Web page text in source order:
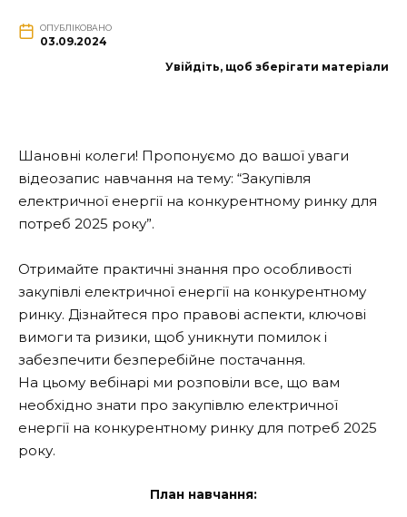
ОПУБЛІКОВАНО
03.09.2024
Увійдіть, щоб зберігати матеріали
Шановні колеги! Пропонуємо до вашої уваги
відеозапис навчання на тему: “Закупівля
електричної енергії на конкурентному ринку для
потреб 2025 року”.
Отримайте практичні знання про особливості
закупівлі електричної енергії на конкурентному
ринку. Дізнайтеся про правові аспекти, ключові
вимоги та ризики, щоб уникнути помилок і
забезпечити безперебійне постачання.
На цьому вебінарі ми розповіли все, що вам
необхідно знати про закупівлю електричної
енергії на конкурентному ринку для потреб 2025
року.
План навчання: